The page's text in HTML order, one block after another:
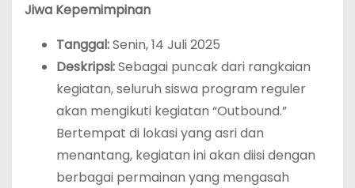
Jiwa Kepemimpinan
Tanggal:Senin, 14 Juli 2025
Deskripsi:Sebagai puncak dari rangkaian
kegiatan, seluruh siswa program reguler
akan mengikuti kegiatan “Outbound.”
Bertempat di lokasi yang asri dan
menantang, kegiatan ini akan diisi dengan
berbagai permainan yang mengasah